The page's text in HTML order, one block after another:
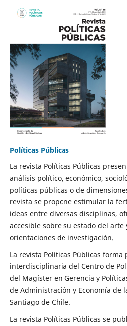
Políticas Públicas
La revista Políticas Públicas
análisis político, económico,
políticas públicas o de
revista se propone estimular la
ideas entre diversas disciplinas,
accesible sobre su estado del arte
orientaciones de investigación.
La revista Políticas Públicas forma
interdisciplinaria del Centro de
del Magíster en Gerencia y
de Administración y Economía de
Santiago de Chile.
La revista Políticas Públicas se